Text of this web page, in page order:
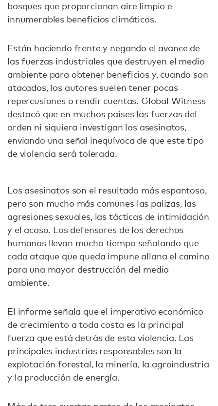
bosques que proporcionan aire limpio e
innumerables beneficios climáticos.
Están haciendo frente y negando el avance de
las fuerzas industriales que destruyen el medio
ambiente para obtener beneficios y, cuando son
atacados, los autores suelen tener pocas
repercusiones o rendir cuentas. Global Witness
destacó que en muchos países las fuerzas del
orden ni siquiera investigan los asesinatos,
enviando una señal inequívoca de que este tipo
de violencia será tolerada.
Los asesinatos son el resultado más espantoso,
pero son mucho más comunes las palizas, las
agresiones sexuales, las tácticas de intimidación
y el acoso. Los defensores de los derechos
humanos llevan mucho tiempo señalando que
cada ataque que queda impune allana el camino
para una mayor destrucción del medio
ambiente.
El informe señala que el imperativo económico
de crecimiento a toda costa es la principal
fuerza que está detrás de esta violencia. Las
principales industrias responsables son la
explotación forestal, la minería, la agroindustria
y la producción de energía.